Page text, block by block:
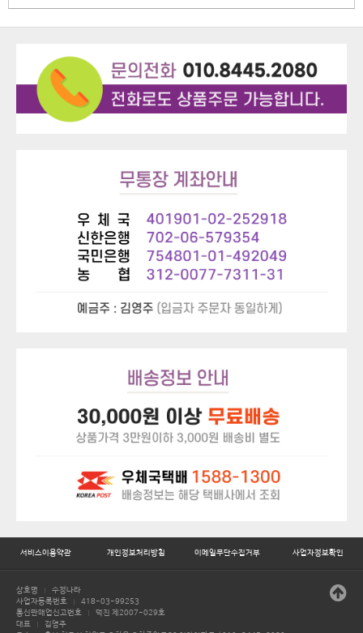
서비스이용약관 개인정보처리방침 이메일무단수집거부 사업자정보확인
상호명
수정나라
사업자등록번호
418-03-99253
통신판매업신고번호
덕진 제2007-029호
대표
김영주